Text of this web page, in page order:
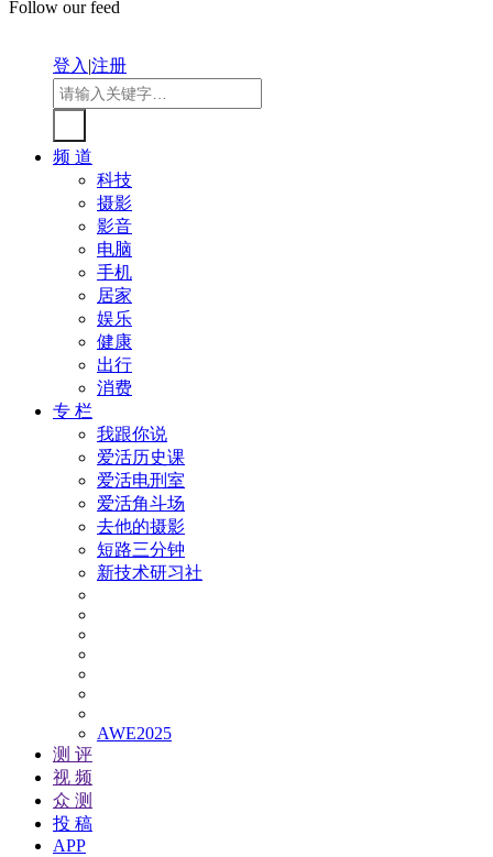
Follow our feed
登入|注册
频 道
科技
摄影
影音
电脑
手机
居家
娱乐
健康
出行
消费
专 栏
我跟你说
爱活历史课
爱活电刑室
爱活角斗场
去他的摄影
短路三分钟
新技术研习社
AWE2025
测 评
视 频
众 测
投 稿
APP